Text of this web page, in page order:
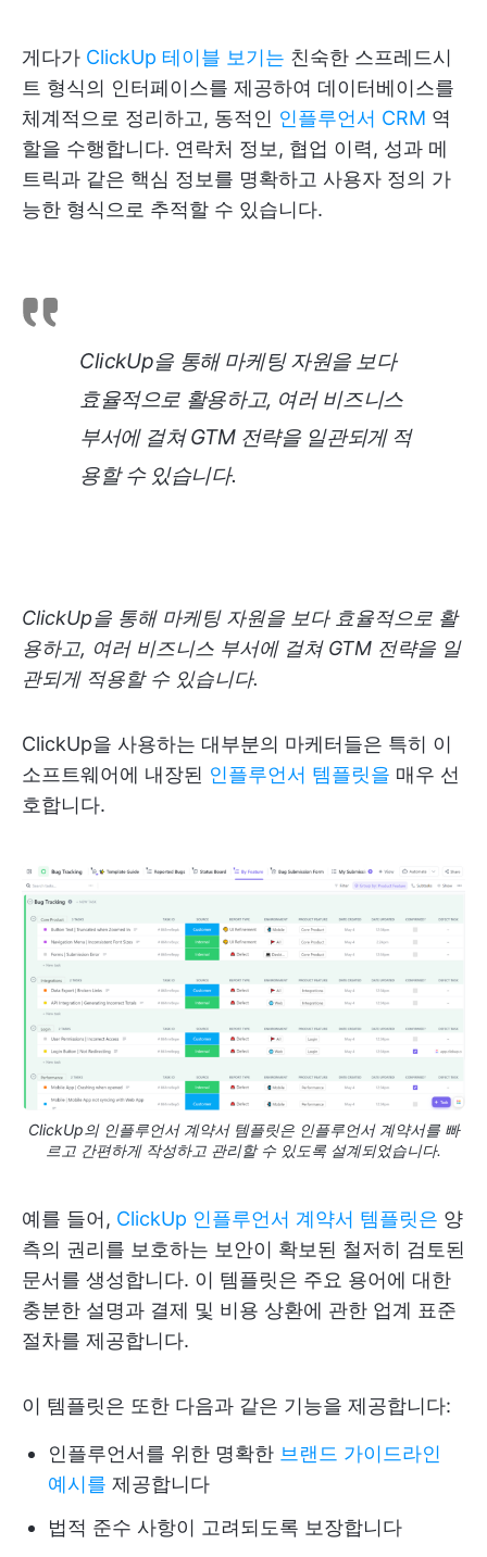
게다가 ClickUp 테이블 보기는 친숙한 스프레드시
트 형식의 인터페이스를 제공하여 데이터베이스를
체계적으로 정리하고, 동적인 인플루언서 CRM 역
할을 수행합니다. 연락처 정보, 협업 이력, 성과 메
트릭과 같은 핵심 정보를 명확하고 사용자 정의 가
능한 형식으로 추적할 수 있습니다.
ClickUp을 통해 마케팅 자원을 보다
효율적으로 활용하고, 여러 비즈니스
부서에 걸쳐 GTM 전략을 일관되게 적
용할 수 있습니다.
ClickUp을 통해 마케팅 자원을 보다 효율적으로 활
용하고, 여러 비즈니스 부서에 걸쳐 GTM 전략을 일
관되게 적용할 수 있습니다.
ClickUp을 사용하는 대부분의 마케터들은 특히 이
소프트웨어에 내장된 인플루언서 템플릿을 매우 선
호합니다.
ClickUp의 인플루언서 계약서 템플릿은 인플루언서 계약서를 빠
르고 간편하게 작성하고 관리할 수 있도록 설계되었습니다.
예를 들어, ClickUp 인플루언서 계약서 템플릿은 양
측의 권리를 보호하는 보안이 확보된 철저히 검토된
문서를 생성합니다. 이 템플릿은 주요 용어에 대한
충분한 설명과 결제 및 비용 상환에 관한 업계 표준
절차를 제공합니다.
이 템플릿은 또한 다음과 같은 기능을 제공합니다:
인플루언서를 위한 명확한 브랜드 가이드라인
예시를 제공합니다
법적 준수 사항이 고려되도록 보장합니다